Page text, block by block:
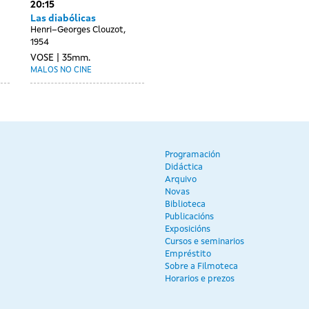
20:15
Las diabólicas
Henri–Georges Clouzot,
1954
VOSE 35mm.
MALOS NO CINE
Programación
Didáctica
Arquivo
Novas
Biblioteca
Publicacións
Exposicións
Cursos e seminarios
Empréstito
Sobre a Filmoteca
Horarios e prezos